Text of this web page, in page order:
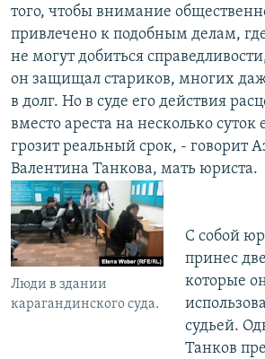
того, чтобы внимание
привлечено к подобным делам,
не могут добиться
он защищал стариков, многих
в долг. Но в суде его действия
вместо ареста на несколько суток
грозит реальный срок, - говорит
Валентина Танкова, мать юриста.
Люди в здании
карагандинского суда.
С собой
принес
которые
судьей.
Танков